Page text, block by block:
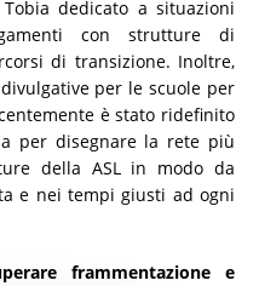
dedicato a situazioni
con strutture di
di transizione. Inoltre,
per le scuole per
è stato ridefinito
per disegnare la rete più
della ASL in modo da
e nei tempi giusti ad ogni
frammentazione e